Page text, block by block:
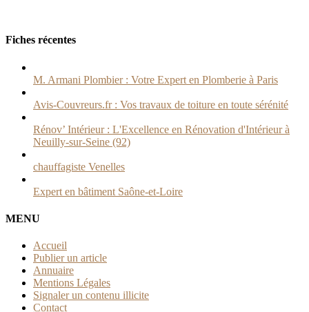
Fiches récentes
M. Armani Plombier : Votre Expert en Plomberie à Paris
Avis-Couvreurs.fr : Vos travaux de toiture en toute sérénité
Rénov’ Intérieur : L'Excellence en Rénovation d'Intérieur à
Neuilly-sur-Seine (92)
chauffagiste Venelles
Expert en bâtiment Saône-et-Loire
MENU
Accueil
Publier un article
Annuaire
Mentions Légales
Signaler un contenu illicite
Contact